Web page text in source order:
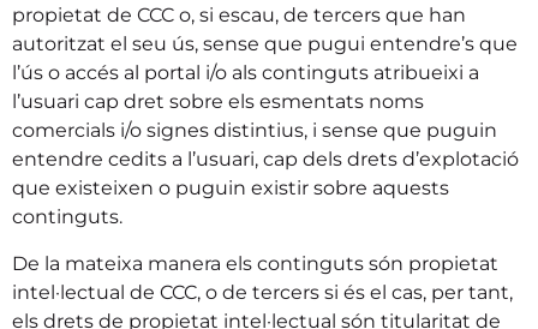
propietat de CCC o, si escau, de tercers que han
autoritzat el seu ús, sense que pugui entendre’s que
l’ús o accés al portal i/o als continguts atribueixi a
l’usuari cap dret sobre els esmentats noms
comercials i/o signes distintius, i sense que puguin
entendre cedits a l’usuari, cap dels drets d’explotació
que existeixen o puguin existir sobre aquests
continguts.
De la mateixa manera els continguts són propietat
intel·lectual de CCC, o de tercers si és el cas, per tant,
els drets de propietat intel·lectual són titularitat de